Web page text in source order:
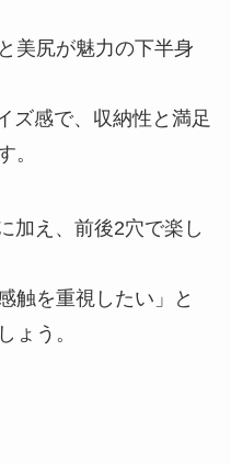
美尻が魅力の下半身
ズ感で、収納性と満足
。
加え、前後2穴で楽し
触を重視したい」と
ょう。